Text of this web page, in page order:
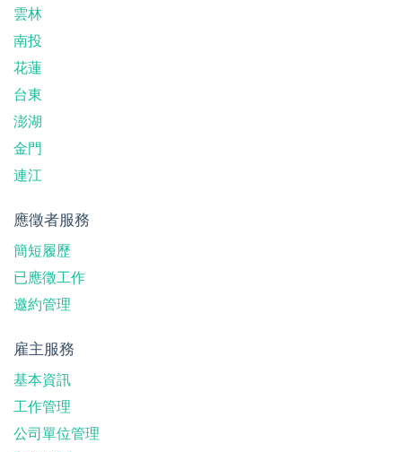
雲林
南投
花蓮
台東
澎湖
金門
連江
應徵者服務
簡短履歷
已應徵工作
邀約管理
雇主服務
基本資訊
工作管理
公司單位管理